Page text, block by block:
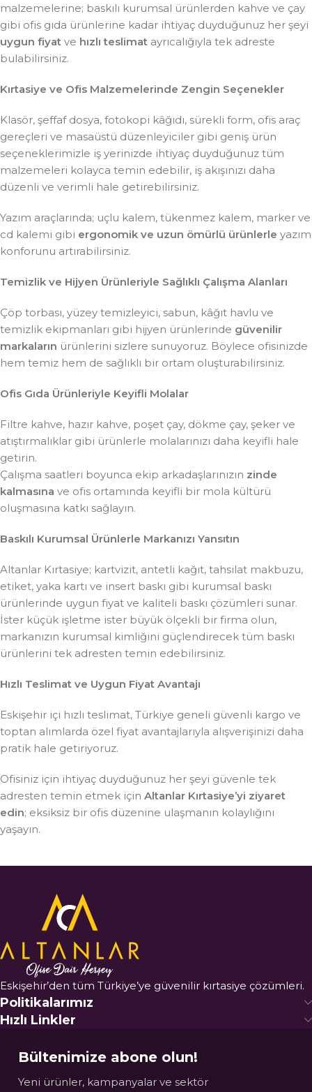
malzemelerine; baskılı kurumsal ürünlerden kahve ve çay
gibi ofis gıda ürünlerine kadar ihtiyaç duyduğunuz her şeyi
uygun fiyat ve hızlı teslimat ayrıcalığıyla tek adreste
bulabilirsiniz.
Kırtasiye ve Ofis Malzemelerinde Zengin Seçenekler
Klasör, şeffaf dosya, fotokopi kâğıdı, sürekli form, ofis araç
gereçleri ve masaüstü düzenleyiciler gibi geniş ürün
seçeneklerimizle iş yerinizde ihtiyaç duyduğunuz tüm
malzemeleri kolayca temin edebilir, iş akışınızı daha
düzenli ve verimli hale getirebilirsiniz.
Yazım araçlarında; uçlu kalem, tükenmez kalem, marker ve
cd kalemi gibi ergonomik ve uzun ömürlü ürünlerle yazım
konforunu artırabilirsiniz.
Temizlik ve Hijyen Ürünleriyle Sağlıklı Çalışma Alanları
Çöp torbası, yüzey temizleyici, sabun, kâğıt havlu ve
temizlik ekipmanları gibi hijyen ürünlerinde güvenilir
markaların ürünlerini sizlere sunuyoruz. Böylece ofisinizde
hem temiz hem de sağlıklı bir ortam oluşturabilirsiniz.
Ofis Gıda Ürünleriyle Keyifli Molalar
Filtre kahve, hazır kahve, poşet çay, dökme çay, şeker ve
atıştırmalıklar gibi ürünlerle molalarınızı daha keyifli hale
getirin.
Çalışma saatleri boyunca ekip arkadaşlarınızın zinde
kalmasına ve ofis ortamında keyifli bir mola kültürü
oluşmasına katkı sağlayın.
Baskılı Kurumsal Ürünlerle Markanızı Yansıtın
Altanlar Kırtasiye; kartvizit, antetli kağıt, tahsilat makbuzu,
etiket, yaka kartı ve insert baskı gibi kurumsal baskı
ürünlerinde uygun fiyat ve kaliteli baskı çözümleri sunar.
İster küçük işletme ister büyük ölçekli bir firma olun,
markanızın kurumsal kimliğini güçlendirecek tüm baskı
ürünlerini tek adresten temin edebilirsiniz.
Hızlı Teslimat ve Uygun Fiyat Avantajı
Eskişehir içi hızlı teslimat, Türkiye geneli güvenli kargo ve
toptan alımlarda özel fiyat avantajlarıyla alışverişinizi daha
pratik hale getiriyoruz.
Ofisiniz için ihtiyaç duyduğunuz her şeyi güvenle tek
adresten temin etmek için Altanlar Kırtasiye’yi ziyaret
edin; eksiksiz bir ofis düzenine ulaşmanın kolaylığını
yaşayın.
Eskişehir’den tüm Türkiye’ye güvenilir kırtasiye çözümleri.
Politikalarımız
Hızlı Linkler
Bültenimize abone olun!
Yeni ürünler, kampanyalar ve sektör